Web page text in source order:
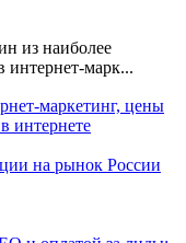
из наиболее
интернет-марк...
маркетинг, цены
интернете
на рынок России